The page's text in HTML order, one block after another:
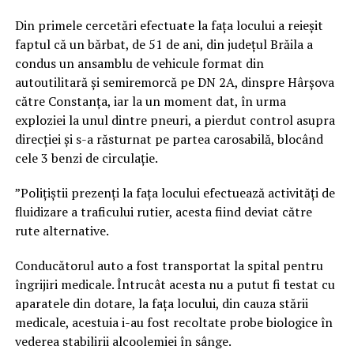
Din primele cercetări efectuate la fața locului a reieșit
faptul că un bărbat, de 51 de ani, din județul Brăila a
condus un ansamblu de vehicule format din
autoutilitară și semiremorcă pe DN 2A, dinspre Hârșova
către Constanța, iar la un moment dat, în urma
exploziei la unul dintre pneuri, a pierdut control asupra
direcției și s-a răsturnat pe partea carosabilă, blocând
cele 3 benzi de circulație.
”Polițiștii prezenți la fața locului efectuează activități de
fluidizare a traficului rutier, acesta fiind deviat către
rute alternative.
Conducătorul auto a fost transportat la spital pentru
îngrijiri medicale. Întrucât acesta nu a putut fi testat cu
aparatele din dotare, la fața locului, din cauza stării
medicale, acestuia i-au fost recoltate probe biologice în
vederea stabilirii alcoolemiei în sânge.